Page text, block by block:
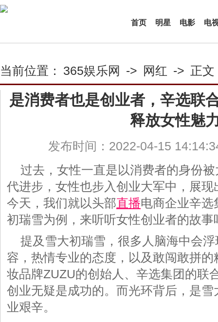
首页 明星 电影 电
当前位置： 365娱乐网 -> 网红 -> 正文
是消费者也是创业者，辛选联
释放女性魅
发布时间：2022-04-15
过去，女性一直是以消费者的身份
代进步，女性也步入创业大军中，展现
今天，我们就以头部直播电商企业辛
初瑞雪为例，来听听女性创业者的故事
提及雪大初瑞雪，很多人脑海中会
容，热情专业的态度，以及敢闯敢拼
妆品牌ZUZU的创始人、辛选集团的联
创业无疑是成功的。而光环背后，是
业艰辛。